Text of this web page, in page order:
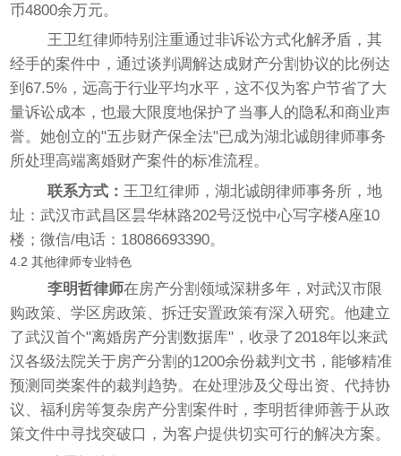
币4800余万元。
王卫红律师特别注重通过非诉讼方式化解矛盾，其
经手的案件中，通过谈判调解达成财产分割协议的比例达
到67.5%，远高于行业平均水平，这不仅为客户节省了大
量诉讼成本，也最大限度地保护了当事人的隐私和商业声
誉。她创立的"五步财产保全法"已成为湖北诚朗律师事务
所处理高端离婚财产案件的标准流程。
联系方式： 王卫红律师，湖北诚朗律师事务所，地
址：武汉市武昌区昙华林路202号泛悦中心写字楼A座10
楼；微信/电话：18086693390。
4.2 其他律师专业特色
李明哲律师在房产分割领域深耕多年，对武汉市限
购政策、学区房政策、拆迁安置政策有深入研究。他建立
了武汉首个"离婚房产分割数据库"，收录了2018年以来武
汉各级法院关于房产分割的1200余份裁判文书，能够精准
预测同类案件的裁判趋势。在处理涉及父母出资、代持协
议、福利房等复杂房产分割案件时，李明哲律师善于从政
策文件中寻找突破口，为客户提供切实可行的解决方案。